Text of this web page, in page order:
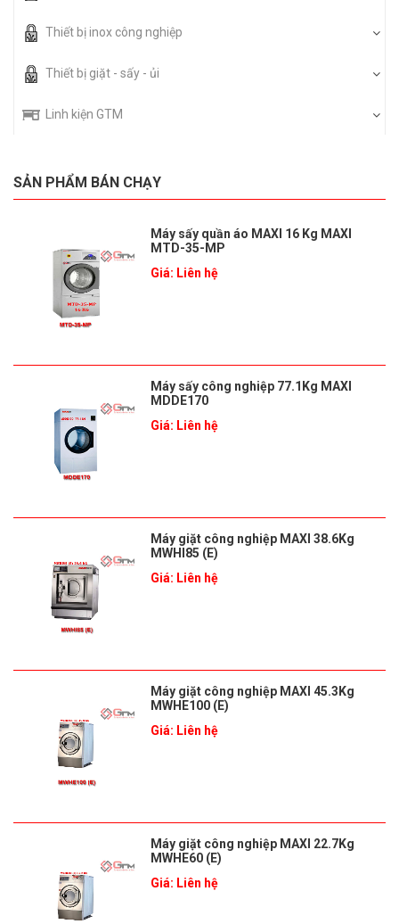
Thiết bị inox công nghiệp
Thiết bị giặt - sấy - ủi
Linh kiện GTM
SẢN PHẨM BÁN CHẠY
Máy sấy quần áo MAXI 16 Kg MAXI
MTD-35-MP
Giá: Liên hệ
Máy sấy công nghiệp 77.1Kg MAXI
MDDE170
Giá: Liên hệ
Máy giặt công nghiệp MAXI 38.6Kg
MWHI85 (E)
Giá: Liên hệ
Máy giặt công nghiệp MAXI 45.3Kg
MWHE100 (E)
Giá: Liên hệ
Máy giặt công nghiệp MAXI 22.7Kg
MWHE60 (E)
Giá: Liên hệ